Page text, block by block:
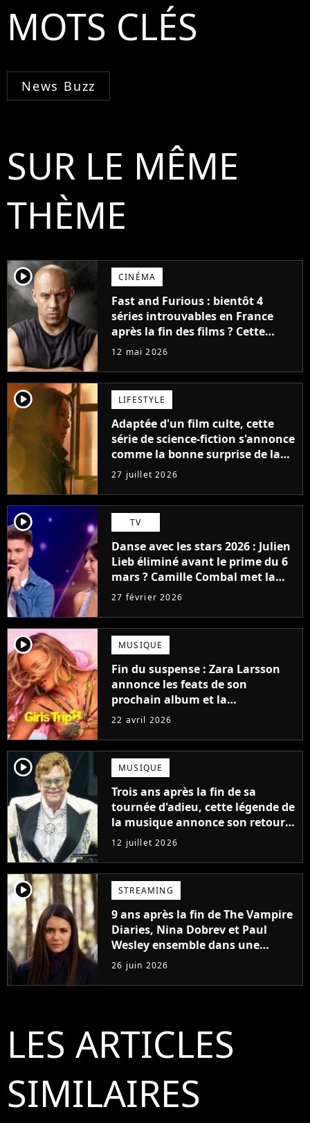
MOTS CLÉS
News Buzz
SUR LE MÊME
THÈME
player2 CINÉMA
Fast and Furious : bientôt 4
séries introuvables en France
après la fin des films ? Cette
annonce de Vin Diesel interroge
12 mai 2026
player2 LIFESTYLE
Adaptée d'un film culte, cette
série de science-fiction s'annonce
comme la bonne surprise de la
fin d'année
27 juillet 2026
player2 TV
Danse avec les stars 2026 : Julien
Lieb éliminé avant le prime du 6
mars ? Camille Combal met la
pression
27 février 2026
player2 MUSIQUE
Fin du suspense : Zara Larsson
annonce les feats de son
prochain album et la
mystérieuse chanteuse française
22 avril 2026
player2 MUSIQUE
Trois ans après la fin de sa
tournée d'adieu, cette légende de
la musique annonce son retour
sur scène
12 juillet 2026
player2 STREAMING
9 ans après la fin de The Vampire
Diaries, Nina Dobrev et Paul
Wesley ensemble dans une
nouvelle série
26 juin 2026
LES ARTICLES
SIMILAIRES